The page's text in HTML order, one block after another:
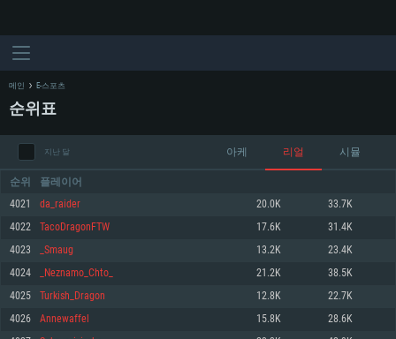
시스템 요구사항
메인 E-스포츠
순위표
지난 달 아케 리얼 시뮬
순위 플레이어
4021 da_raider 20.0K 33.7K
4022 TacoDragonFTW 17.6K 31.4K
4023 _Smaug 13.2K 23.4K
4024 _Neznamo_Chto_ 21.2K 38.5K
4025 Turkish_Dragon 12.8K 22.7K
4026 Annewaffel 15.8K 28.6K